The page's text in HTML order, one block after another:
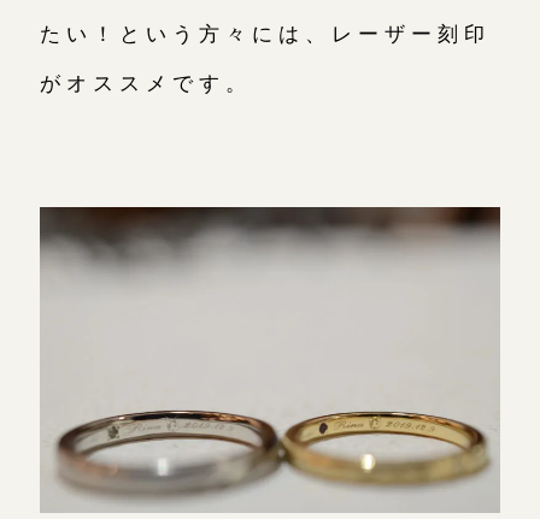
たい！という方々には、レーザー刻印
がオススメです。